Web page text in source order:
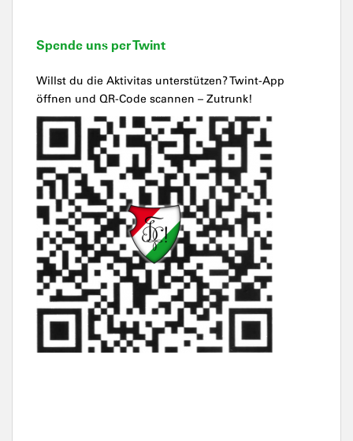
Spende uns per Twint
Willst du die Aktivitas unterstützen? Twint-App
öffnen und QR-Code scannen – Zutrunk!